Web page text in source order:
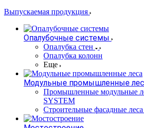
Выпускаемая продукция
Опалубочные системы
Опалубка стен
Опалубка колонн
Еще
Модульные промышленные
Промышленные модульные
SYSTEM
Строительные фасадные